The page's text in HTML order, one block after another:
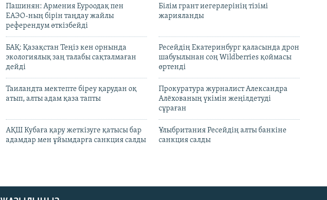
Пашинян: Армения Еуроодақ пен
ЕАЭО-ның бірін таңдау жайлы
референдум өткізбейді
Білім грант иегерлерінің тізімі
жарияланды
БАҚ: Қазақстан Теңіз кен орнында
экологиялық заң талабы сақталмаған
дейді
Ресейдің Екатеринбург қаласында дрон
шабуылынан соң Wildberries қоймасы
өртенді
Таиландта мектепте біреу қарудан оқ
атып, алты адам қаза тапты
Прокуратура журналист Александра
Алёхованың үкімін жеңілдетуді
сұраған
АҚШ Кубаға қару жеткізуге қатысы бар
адамдар мен ұйымдарға санкция салды
Ұлыбритания Ресейдің алты банкіне
санкция салды